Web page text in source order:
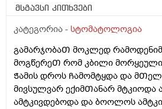
მსგავსი კითხვები
კატეგორია - სტომატოლოგია
გამარჯობაᲗ მოკლედ
მოგწერეᲗ რომ კბილი
Ჭამის დროს Ჩამომტყდა და
მივსულვარ ექიმᲗანარ
ამტკივდებოდა და ბოოლოს